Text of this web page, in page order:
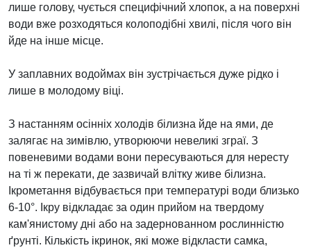
лише голову, чується специфічний хлопок, а на поверхні
води вже розходяться колоподібні хвилі, після чого він
йде на інше місце.
У заплавних водоймах він зустрічається дуже рідко і
лише в молодому віці.
З настанням осінніх холодів білизна йде на ями, де
залягає на зимівлю, утворюючи невеликі зграї. З
повеневими водами вони пересуваються для нересту
на ті ж перекати, де зазвичай влітку живе білизна.
Ікрометання відбувається при температурі води близько
6-10°. Ікру відкладає за один прийом на твердому
кам'янистому дні або на задернованном рослинністю
ґрунті. Кількість ікринок, які може відкласти самка,